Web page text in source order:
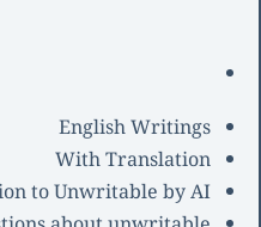
English Writings
With Translation
to Unwritable by AI